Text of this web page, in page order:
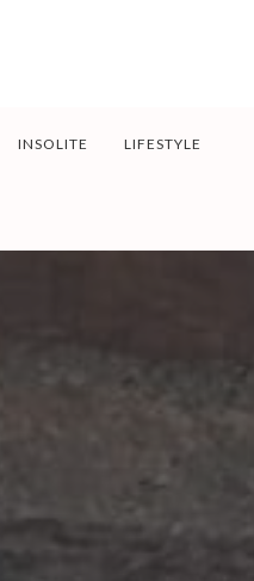
INSOLITE LIFESTYLE